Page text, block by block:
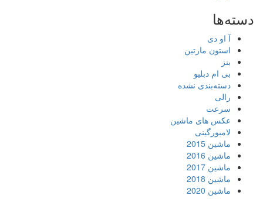
دسته‌ها
آ او دی
استون مارتین
بنز
بی ام دبلیو
دسته‌بندی نشده
رالی
سرعت
عکس های ماشین
لامبورگینی
ماشین 2015
ماشین 2016
ماشین 2017
ماشین 2018
ماشین 2020